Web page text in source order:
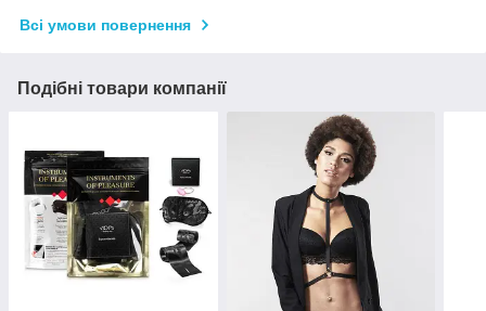
Всі умови повернення
Подібні товари компанії